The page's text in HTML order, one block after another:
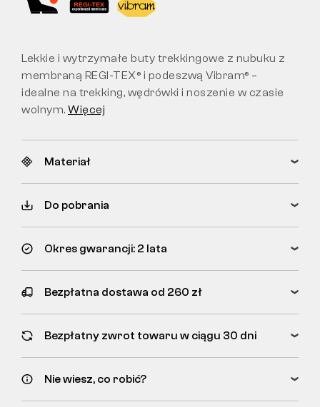
Lekkie i wytrzymałe buty trekkingowe z nubuku z
membraną REGI-TEX® i podeszwą Vibram® –
idealne na trekking, wędrówki i noszenie w czasie
wolnym. Więcej
Materiał
Do pobrania
Okres gwarancji: 2 lata
Bezpłatna dostawa od 260 zł
Bezpłatny zwrot towaru w ciągu 30 dni
Nie wiesz, co robić?